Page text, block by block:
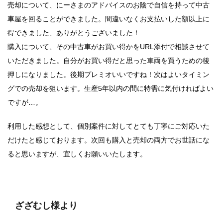
売却について、にーさまのアドバイスのお陰で自信を持って中古
車屋を回ることができました。間違いなくお支払いした額以上に
得できました、ありがとうございました！
購入について、その中古車がお買い得かをURL添付で相談させて
いただきました。自分がお買い得だと思った車両を買うための後
押しになりました。後期プレミオいいですね！次はよいタイミン
グでの売却を狙います。生産5年以内の間に特需に気付ければよい
ですが…。
利用した感想として、個別案件に対してとても丁寧にご対応いた
だけたと感じております。次回も購入と売却の両方でお世話にな
ると思いますが、宜しくお願いいたします。
ざざむし様より